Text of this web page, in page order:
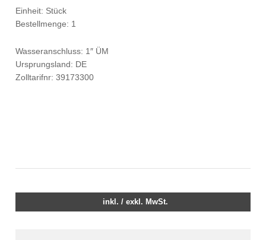
Einheit: Stück
Bestellmenge: 1
Wasseranschluss: 1″ ÜM
Ursprungsland: DE
Zolltarifnr: 39173300
inkl. / exkl. MwSt.